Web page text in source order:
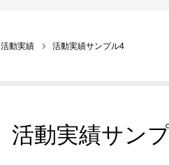
活動実績 活動実績サンプル4
活動実績サン